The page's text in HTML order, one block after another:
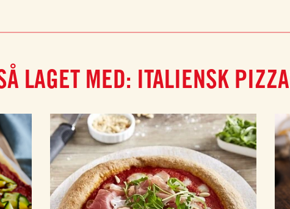
LAGET MED: ITALIENSK